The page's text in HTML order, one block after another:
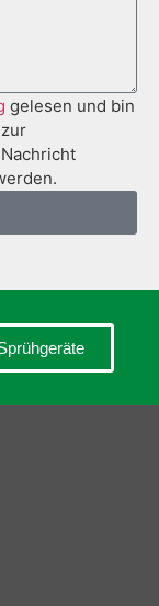
gelesen und bin